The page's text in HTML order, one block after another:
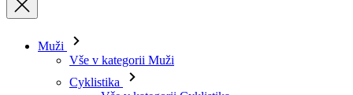
Dresy dlouhý rukáv
Vesty
Bundy